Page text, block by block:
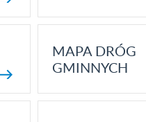
MAPA DRÓG
GMINNYCH